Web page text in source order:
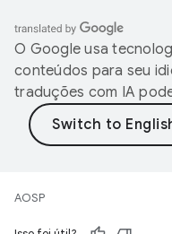
O Google usa
conteúdos para seu
traduções com IA
AOSP